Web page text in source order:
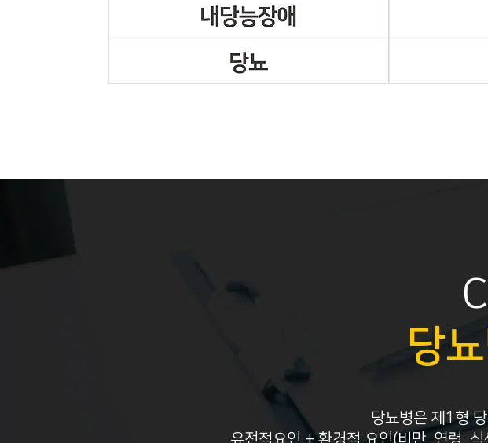
당
당뇨병은 제1형
유전적요인 + 환경적 요인(비만, 연령,